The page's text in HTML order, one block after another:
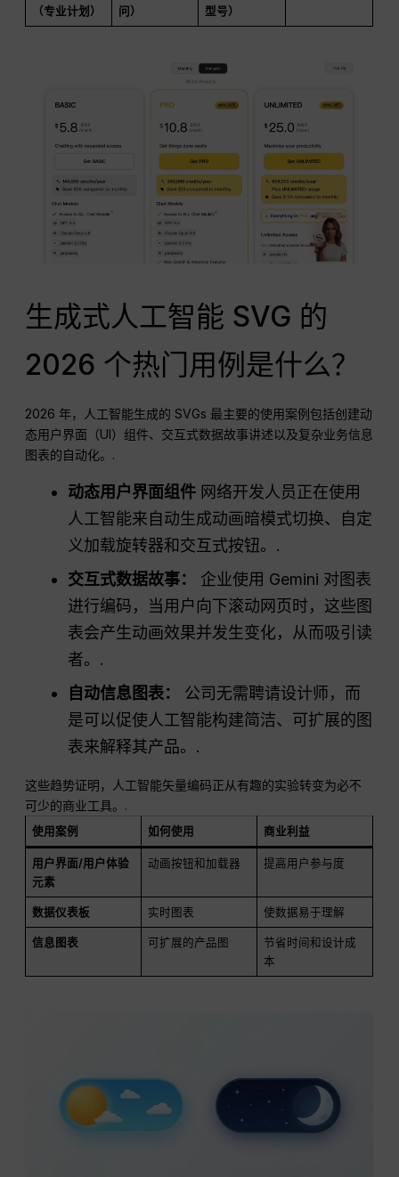
（专业计划）
问）
型号）
生成式人工智能 SVG 的
2026 个热门用例是什么？
2026 年，人工智能生成的 SVGs 最主要的使用案例包括创建动
态用户界面（UI）组件、交互式数据故事讲述以及复杂业务信息
图表的自动化。.
动态用户界面组件 网络开发人员正在使用
人工智能来自动生成动画暗模式切换、自定
义加载旋转器和交互式按钮。.
交互式数据故事：
企业使用 Gemini 对图表
进行编码，当用户向下滚动网页时，这些图
表会产生动画效果并发生变化，从而吸引读
者。.
自动信息图表：
公司无需聘请设计师，而
是可以促使人工智能构建简洁、可扩展的图
表来解释其产品。.
这些趋势证明，人工智能矢量编码正从有趣的实验转变为必不
可少的商业工具。.
使用案例 如何使用 商业利益
用户界面/用户体验
元素
动画按钮和加载器 提高用户参与度
数据仪表板 实时图表 使数据易于理解
信息图表 可扩展的产品图
节省时间和设计成
本